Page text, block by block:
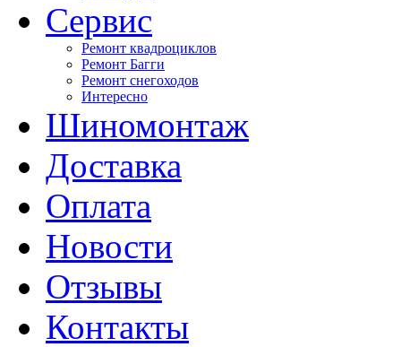
Сервис
Ремонт квадроциклов
Ремонт Багги
Ремонт снегоходов
Интересно
Шиномонтаж
Доставка
Оплата
Новости
Отзывы
Контакты